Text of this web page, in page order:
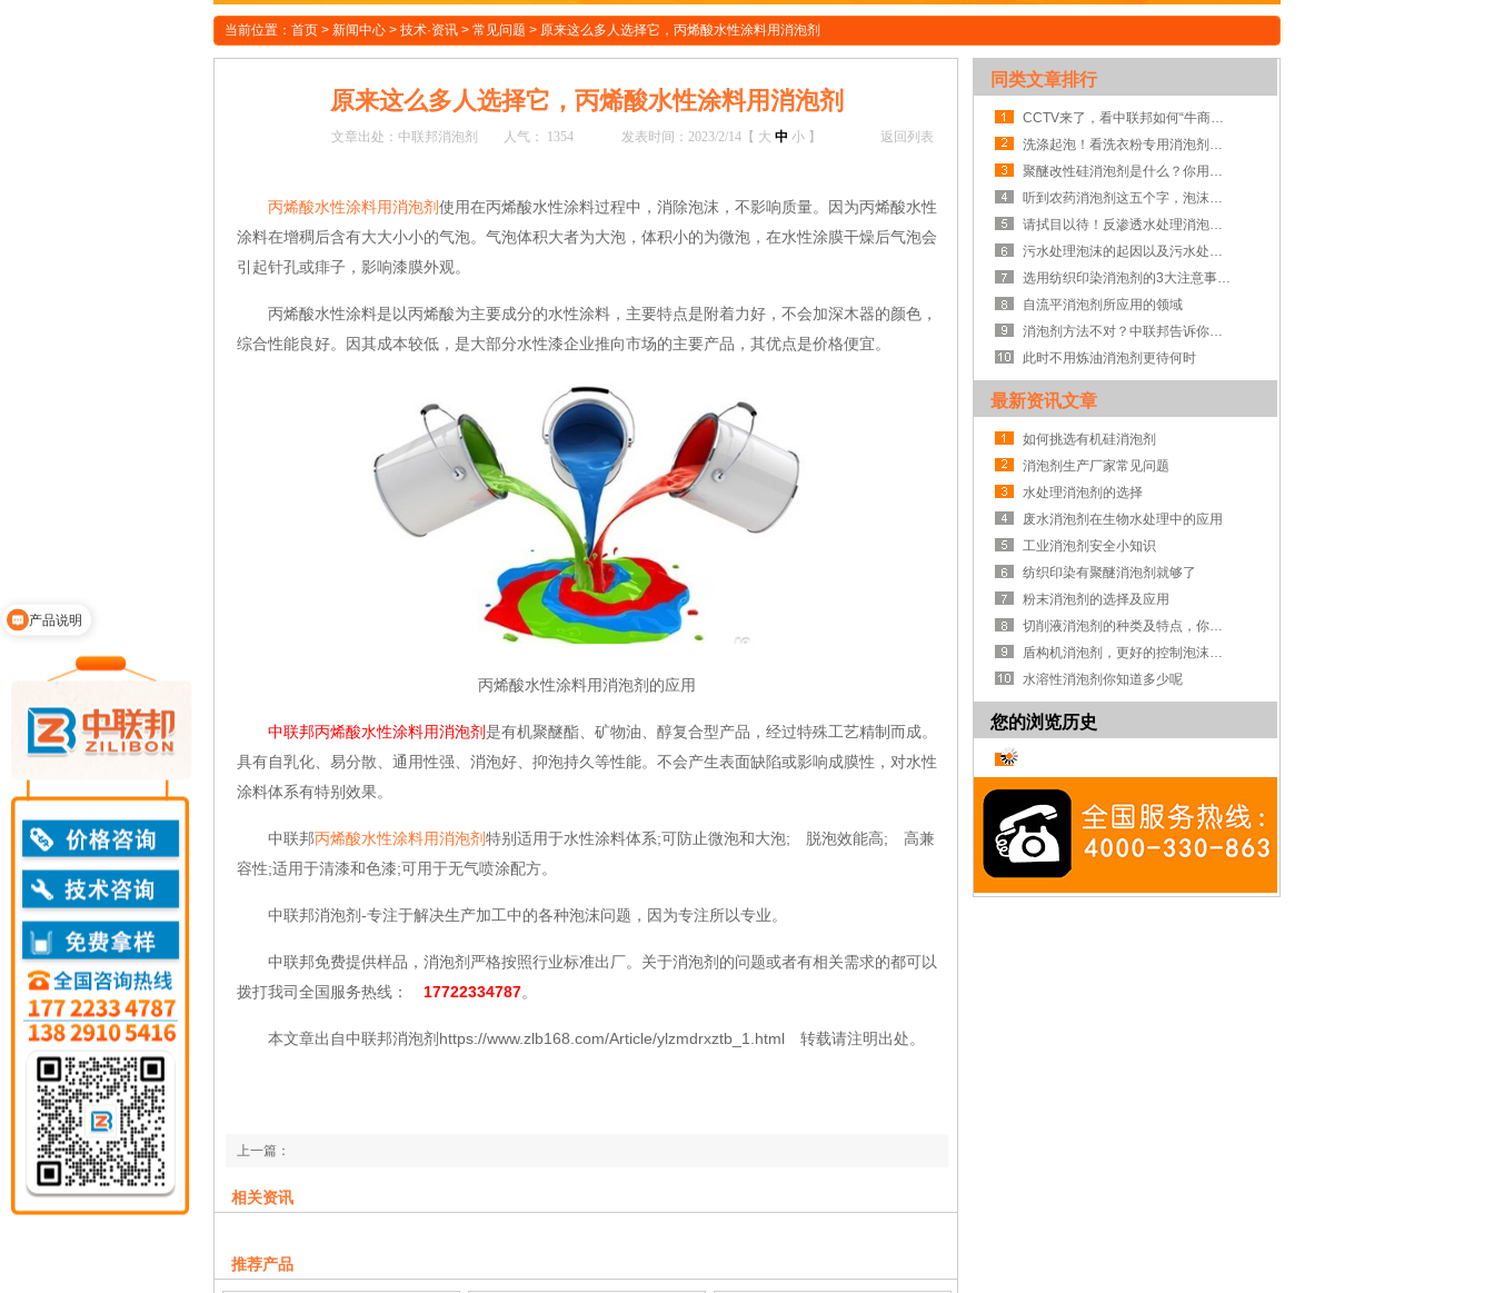
当前位置： 首页 > 新闻中心 > 技术·资讯 > 常见问题 > 原来这么多人选择它，丙烯酸水性涂料用消泡剂
原来这么多人选择它，丙烯酸水性涂料用消泡剂
文章出处：中联邦消泡剂 人气： 1354 发表时间：2023/2/14【 大 中 小 】 返回列表
丙烯酸水性涂料用消泡剂使用在丙烯酸水性涂料过程中，消除泡沫，不影响质量。因为丙烯酸水性
涂料在增稠后含有大大小小的气泡。气泡体积大者为大泡，体积小的为微泡，在水性涂膜干燥后气泡会
引起针孔或痱子，影响漆膜外观。
丙烯酸水性涂料是以丙烯酸为主要成分的水性涂料，主要特点是附着力好，不会加深木器的颜色，
综合性能良好。因其成本较低，是大部分水性漆企业推向市场的主要产品，其优点是价格便宜。
丙烯酸水性涂料用消泡剂的应用
中联邦丙烯酸水性涂料用消泡剂是有机聚醚酯、矿物油、醇复合型产品，经过特殊工艺精制而成。
具有自乳化、易分散、通用性强、消泡好、抑泡持久等性能。不会产生表面缺陷或影响成膜性，对水性
涂料体系有特别效果。
中联邦丙烯酸水性涂料用消泡剂特别适用于水性涂料体系;可防止微泡和大泡; 脱泡效能高; 高兼
容性;适用于清漆和色漆;可用于无气喷涂配方。
中联邦消泡剂-专注于解决生产加工中的各种泡沫问题，因为专注所以专业。
中联邦免费提供样品，消泡剂严格按照行业标准出厂。关于消泡剂的问题或者有相关需求的都可以
拨打我司全国服务热线： 17722334787。
本文章出自中联邦消泡剂https://www.zlb168.com/Article/ylzmdrxztb_1.html 转载请注明出处。
上一篇：
下一篇：
相关资讯
推荐产品
同类文章排行
CCTV来了，看中联邦如何“牛商论道”
洗涤起泡！看洗衣粉专用消泡剂是怎么解决的
聚醚改性硅消泡剂是什么？你用对了吗？
听到农药消泡剂这五个字，泡沫都要抖一抖
请拭目以待！反渗透水处理消泡剂VS泡沫
污水处理泡沫的起因以及污水处理消泡剂解决方案
选用纺织印染消泡剂的3大注意事项 不可不知!
自流平消泡剂所应用的领域
消泡剂方法不对？中联邦告诉你消泡剂有6大使用方法
此时不用炼油消泡剂更待何时
最新资讯文章
如何挑选有机硅消泡剂
消泡剂生产厂家常见问题
水处理消泡剂的选择
废水消泡剂在生物水处理中的应用
工业消泡剂安全小知识
纺织印染有聚醚消泡剂就够了
粉末消泡剂的选择及应用
切削液消泡剂的种类及特点，你知道吗？
盾构机消泡剂，更好的控制泡沫系统
水溶性消泡剂你知道多少呢
您的浏览历史
产品说明